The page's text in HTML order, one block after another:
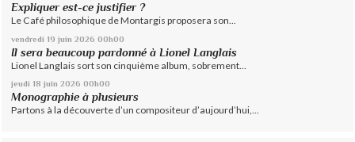
Expliquer est-ce justifier ?
Le Café philosophique de Montargis proposera son...
vendredi 19 juin 2026 00h00
Il sera beaucoup pardonné à Lionel Langlais
Lionel Langlais sort son cinquième album, sobrement...
jeudi 18 juin 2026 00h00
Monographie à plusieurs
Partons à la découverte d’un compositeur d’aujourd’hui,...